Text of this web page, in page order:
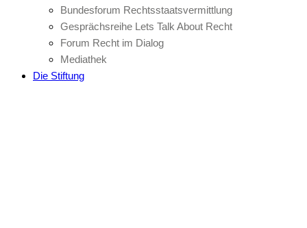
Bundesforum Rechtsstaatsvermittlung
Gesprächsreihe Lets Talk About Recht
Forum Recht im Dialog
Mediathek
Die Stiftung